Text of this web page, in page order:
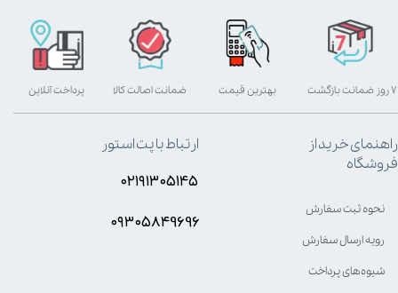
بهترین قیمت پرداخت آنلاین ۷ روز ضمانت بازگشت ضمانت اصالت کالا
راهنمای خرید از
فروشگاه
نحوه ثبت سفارش
رویه ارسال سفارش
شیوه‌های پرداخت
ارتباط با پت استور
۰۲۱۹۱۳۰۵۱۴۵
۰۹۳۰۵8۴9696